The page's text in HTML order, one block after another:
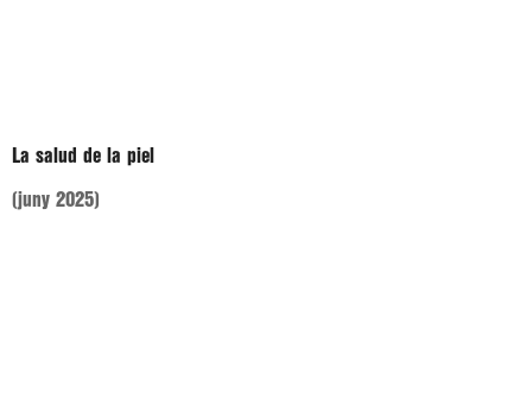
La salud de la piel
(juny 2025)